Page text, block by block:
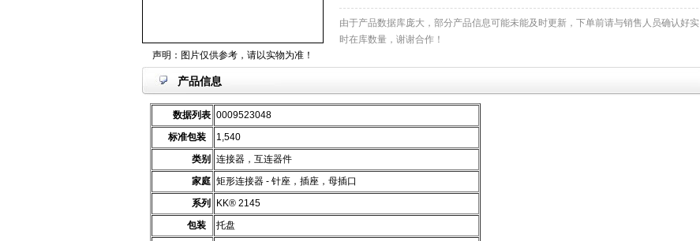
声明：图片仅供参考，请以实物为准！
由于产品数据库庞大，部分产品信息可能未能及时更新，下单前请与销售人员确认好实
时在库数量，谢谢合作！
产品信息
数据列表 0009523048
标准包装
1,540
类别
连接器，互连器件
家庭 矩形连接器 - 针座，插座，母插口
系列
KK® 2145
包装
托盘